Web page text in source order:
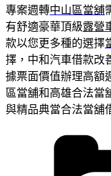
專案週轉中山區當舖
有舒適豪華頂級露營
款以您更多種的選擇
擇，中和汽車借款改
據票面價值辦理高額
區當舖和高雄合法當
與精品典當合法當舖